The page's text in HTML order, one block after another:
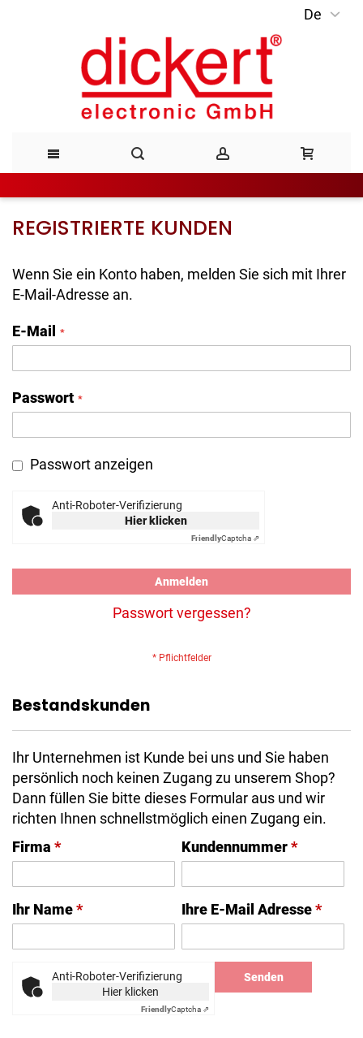
De
Inhalt
REGISTRIERTE KUNDEN
Wenn Sie ein Konto haben, melden Sie sich mit Ihrer
E-Mail-Adresse an.
E-Mail
Passwort
Passwort anzeigen
Anti-Roboter-Verifizierung
Hier klicken
FriendlyCaptcha ⇗
Anmelden
Passwort vergessen?
Bestandskunden
Ihr Unternehmen ist Kunde bei uns und Sie haben
persönlich noch keinen Zugang zu unserem Shop?
Dann füllen Sie bitte dieses Formular aus und wir
richten Ihnen schnellstmöglich einen Zugang ein.
Firma * Kundennummer*
Ihr Name* Ihre E-Mail Adresse*
Anti-Roboter-Verifizierung
Hier klicken
FriendlyCaptcha ⇗
Senden